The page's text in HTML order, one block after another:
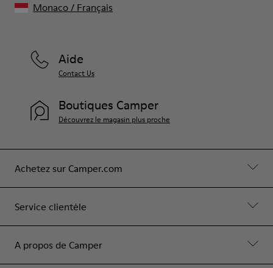
Achetez sur Camper.com
Service clientèle
A propos de Camper
Aide
Contact Us
Boutiques Camper
Découvrez le magasin plus proche
Monaco/ Français